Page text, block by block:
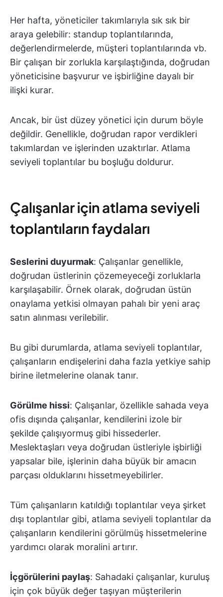
Her hafta, yöneticiler takımlarıyla sık sık bir
araya gelebilir: standup toplantılarında,
değerlendirmelerde, müşteri toplantılarında vb.
Bir çalışan bir zorlukla karşılaştığında, doğrudan
yöneticisine başvurur ve işbirliğine dayalı bir
ilişki kurar.
Ancak, bir üst düzey yönetici için durum böyle
değildir. Genellikle, doğrudan rapor verdikleri
takımlardan ve işlerinden uzaktırlar. Atlama
seviyeli toplantılar bu boşluğu doldurur.
Çalışanlar için atlama seviyeli
toplantıların faydaları
Seslerini duyurmak: Çalışanlar genellikle,
doğrudan üstlerinin çözemeyeceği zorluklarla
karşılaşabilir. Örnek olarak, doğrudan üstün
onaylama yetkisi olmayan pahalı bir yeni araç
satın alınması verilebilir.
Bu gibi durumlarda, atlama seviyeli toplantılar,
çalışanların endişelerini daha fazla yetkiye sahip
birine iletmelerine olanak tanır.
Görülme hissi: Çalışanlar, özellikle sahada veya
ofis dışında çalışanlar, kendilerini izole bir
şekilde çalışıyormuş gibi hissederler.
Meslektaşları veya doğrudan üstleriyle işbirliği
yapsalar bile, işlerinin daha büyük bir amacın
parçası olduklarını hissetmeyebilirler.
Tüm çalışanların katıldığı toplantılar veya şirket
dışı toplantılar gibi, atlama seviyeli toplantılar da
çalışanların kendilerini görülmüş hissetmelerine
yardımcı olarak moralini artırır.
İçgörülerini paylaş: Sahadaki çalışanlar, kuruluş
için çok büyük değer taşıyan müşterilerin